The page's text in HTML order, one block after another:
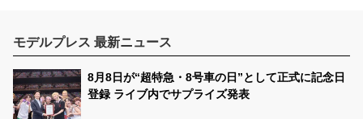
@ryoha1230
RT@miki_miki_1225: 女子高生ミスコン ベスト500に選
んで頂きました🙂‍↕️🤍みきです！ このポストのRT数が多
いとベスト100に選ばれ、セミファイナル審査に進めま
す！ この投稿をリポストして下さい🎀#jk
生ミスコン
モデルプレス 最新ニュース
8月8日が“超特急・8号車の日”として正式に記念日
登録 ライブ内でサプライズ発表